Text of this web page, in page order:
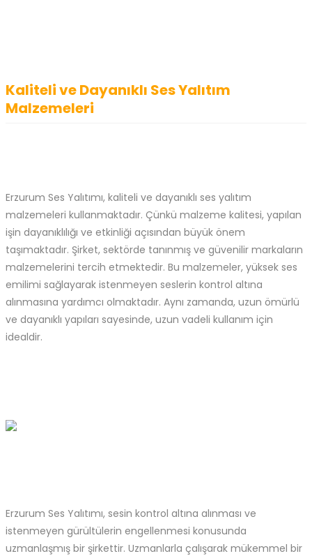
Kaliteli ve Dayanıklı Ses Yalıtım
Malzemeleri
Erzurum Ses Yalıtımı, kaliteli ve dayanıklı ses yalıtım
malzemeleri kullanmaktadır. Çünkü malzeme kalitesi, yapılan
işin dayanıklılığı ve etkinliği açısından büyük önem
taşımaktadır. Şirket, sektörde tanınmış ve güvenilir markaların
malzemelerini tercih etmektedir. Bu malzemeler, yüksek ses
emilimi sağlayarak istenmeyen seslerin kontrol altına
alınmasına yardımcı olmaktadır. Aynı zamanda, uzun ömürlü
ve dayanıklı yapıları sayesinde, uzun vadeli kullanım için
idealdir.
Erzurum Ses Yalıtımı, sesin kontrol altına alınması ve
istenmeyen gürültülerin engellenmesi konusunda
uzmanlaşmış bir şirkettir. Uzmanlarla çalışarak mükemmel bir